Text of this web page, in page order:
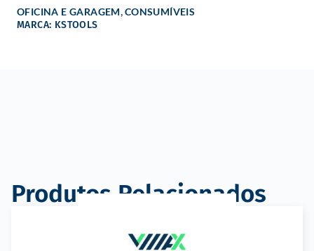
OFICINA E GARAGEM,CONSUMÍVEIS
MARCA: KSTOOLS
Produtos Relacionados